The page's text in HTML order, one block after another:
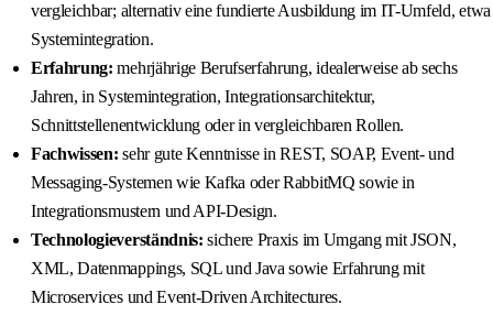
vergleichbar; alternativ eine fundierte Ausbildung im IT-Umfeld, etwa
Systemintegration.
Erfahrung: mehrjährige Berufserfahrung, idealerweise ab sechs
Jahren, in Systemintegration, Integrationsarchitektur,
Schnittstellenentwicklung oder in vergleichbaren Rollen.
Fachwissen: sehr gute Kenntnisse in REST, SOAP, Event- und
Messaging-Systemen wie Kafka oder RabbitMQ sowie in
Integrationsmustern und API-Design.
Technologieverständnis: sichere Praxis im Umgang mit JSON,
XML, Datenmappings, SQL und Java sowie Erfahrung mit
Microservices und Event-Driven Architectures.